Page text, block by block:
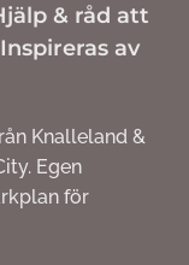
& råd att
av
Knalleland &
Egen
för